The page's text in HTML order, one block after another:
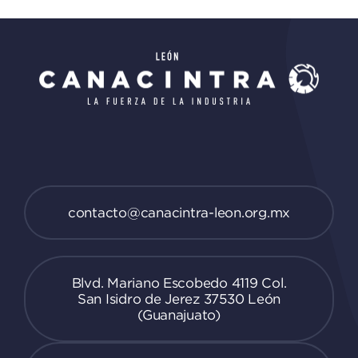
contacto@canacintra-leon.org.mx
Blvd. Mariano Escobedo 4119 Col.
San Isidro de Jerez 37530 León
(Guanajuato)